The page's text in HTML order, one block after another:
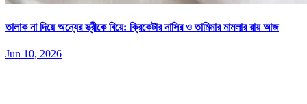
তালাক না দিয়ে অন্যের স্ত্রীকে বিয়ে: ক্রিকেটার নাসির ও তামিমার মামলার রায় আজ
Jun 10, 2026